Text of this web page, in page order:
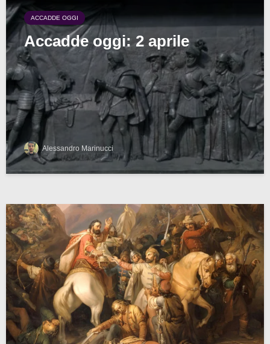
ACCADDE OGGI
Accadde oggi: 2 aprile
Alessandro Marinucci